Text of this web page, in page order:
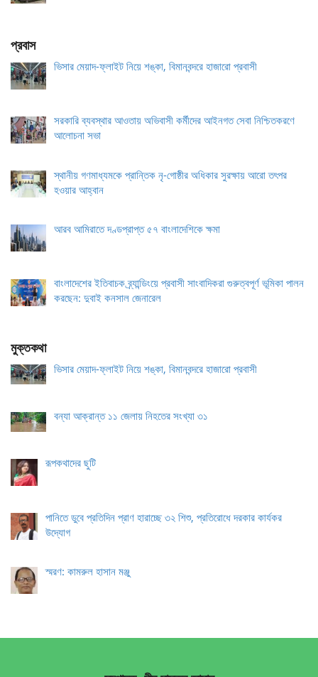
প্রবাস
ভিসার মেয়াদ-ফ্লাইট নিয়ে শঙ্কা, বিমানবন্দরে হাজারো প্রবাসী
সরকারি ব্যবস্থার আওতায় অভিবাসী কর্মীদের আইনগত সেবা নিশ্চিতকরণে
আলোচনা সভা
স্থানীয় গণমাধ্যমকে প্রান্তিক নৃ-গোষ্ঠীর অধিকার সুরক্ষায় আরো তৎপর
হওয়ার আহ্বান
আরব আমিরাতে দণ্ডপ্রাপ্ত ৫৭ বাংলাদেশিকে ক্ষমা
বাংলাদেশের ইতিবাচক ব্র্যান্ডিংয়ে প্রবাসী সাংবাদিকরা গুরুত্বপূর্ণ ভূমিকা পালন
করছেন: দুবাই কনসাল জেনারেল
মুক্তকথা
ভিসার মেয়াদ-ফ্লাইট নিয়ে শঙ্কা, বিমানবন্দরে হাজারো প্রবাসী
বন্যা আক্রান্ত ১১ জেলায় নিহতের সংখ্যা ৩১
রূপকথাদের ছুটি
পানিতে ডুবে প্রতিদিন প্রাণ হারাচ্ছে ৩২ শিশু, প্রতিরোধে দরকার কার্যকর
উদ্যোগ
স্মরণ: কামরুল হাসান মঞ্জু